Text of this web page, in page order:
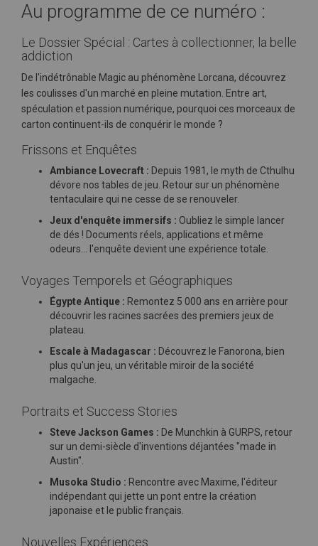
Au programme de ce numéro :
Le Dossier Spécial : Cartes à collectionner, la belle
addiction
De l'indétrônable Magic au phénomène Lorcana, découvrez
les coulisses d'un marché en pleine mutation. Entre art,
spéculation et passion numérique, pourquoi ces morceaux de
carton continuent-ils de conquérir le monde ?
Frissons et Enquêtes
Ambiance Lovecraft : Depuis 1981, le myth de Cthulhu
dévore nos tables de jeu. Retour sur un phénomène
tentaculaire qui ne cesse de se renouveler.
Jeux d'enquête immersifs : Oubliez le simple lancer
de dés ! Documents réels, applications et même
odeurs... l'enquête devient une expérience totale.
Voyages Temporels et Géographiques
Égypte Antique : Remontez 5 000 ans en arrière pour
découvrir les racines sacrées des premiers jeux de
plateau.
Escale à Madagascar : Découvrez le Fanorona, bien
plus qu'un jeu, un véritable miroir de la société
malgache.
Portraits et Success Stories
Steve Jackson Games : De Munchkin à GURPS, retour
sur un demi-siècle d'inventions déjantées "made in
Austin".
Musoka Studio : Rencontre avec Maxime, l'éditeur
indépendant qui jette un pont entre la création
japonaise et le public français.
Nouvelles Expériences